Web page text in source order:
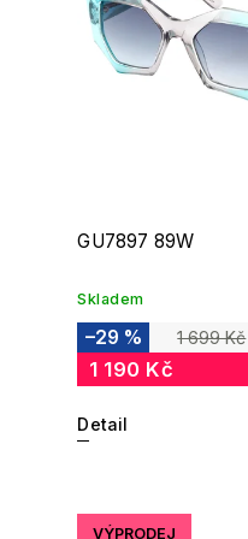
GU7897 89W
Skladem
1 699 Kč
–29 %
1 190 Kč
Detail
VÝPRODEJ